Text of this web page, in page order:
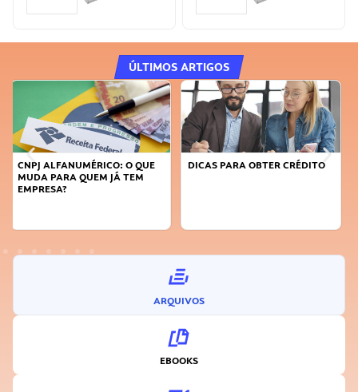
ÚLTIMOS ARTIGOS
DICAS PARA OBTER CRÉDITO
FAÇA A DIFERENÇA: SEJA
ARQUIVOS
EBOOKS